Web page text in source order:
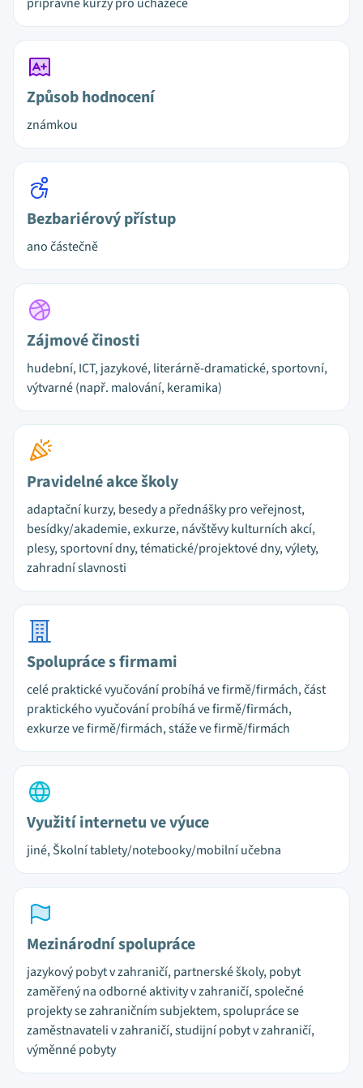
Způsob hodnocení
známkou
Bezbariérový přístup
ano částečně
Zájmové činosti
hudební, ICT, jazykové, literárně-dramatické, sportovní,
výtvarné (např. malování, keramika)
Pravidelné akce školy
adaptační kurzy, besedy a přednášky pro veřejnost,
besídky/akademie, exkurze, návštěvy kulturních akcí,
plesy, sportovní dny, tématické/projektové dny, výlety,
zahradní slavnosti
Spolupráce s firmami
celé praktické vyučování probíhá ve firmě/firmách, část
praktického vyučování probíhá ve firmě/firmách,
exkurze ve firmě/firmách, stáže ve firmě/firmách
Využití internetu ve výuce
jiné, Školní tablety/notebooky/mobilní učebna
Mezinárodní spolupráce
jazykový pobyt v zahraničí, partnerské školy, pobyt
zaměřený na odborné aktivity v zahraničí, společné
projekty se zahraničním subjektem, spolupráce se
zaměstnavateli v zahraničí, studijní pobyt v zahraničí,
výměnné pobyty